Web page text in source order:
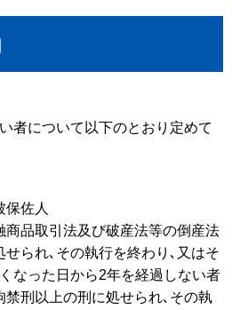
者について以下のとおり定めて
保佐人
商品取引法及び破産法等の倒産法
られ､その執行を終わり､又はそ
なった日から2年を経過しない者
禁刑以上の刑に処せられ､その執